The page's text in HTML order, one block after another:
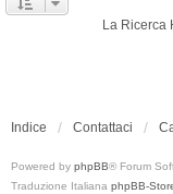
La Ricerca
Indice Contattaci
Powered by phpBB® Forum
Traduzione Italiana phpBB-